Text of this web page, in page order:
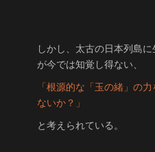
しかし、太古の日本列島
が今では知覚し得ない、
「根源的な「玉の緒」の
ないか？」
と考えられている。